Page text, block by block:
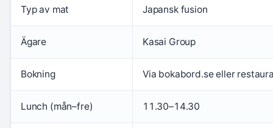
Typ av mat Japansk fusion
Ägare Kasai Group
Bokning Via bokabord.se eller
Lunch (mån–fre) 11.30–14.30